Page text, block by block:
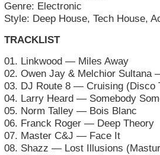
Genre: Electronic
Style: Deep House, Tech House,
TRACKLIST
01. Linkwood — Miles Away
02. Owen Jay & Melchior Sultana
03. DJ Route 8 — Cruising (Disco
04. Larry Heard — Somebody
05. Norm Talley — Bois Blanc
06. Franck Roger — Deep Theory
07. Master C&J — Face It
08. Shazz — Lost Illusions